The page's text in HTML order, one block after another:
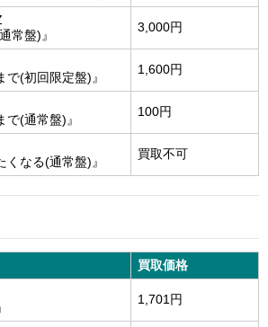
常盤)』
3,000円
で(初回限定盤)』
1,600円
で(通常盤)』
100円
くなる(通常盤)』
買取不可
買取価格
1,701円